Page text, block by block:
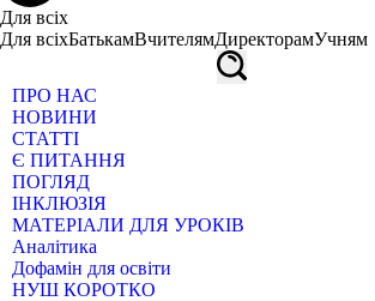
Для всіх
Для всіхБатькамВчителямДиректорамУчням
ПРО НАС
НОВИНИ
СТАТТІ
Є ПИТАННЯ
ПОГЛЯД
ІНКЛЮЗІЯ
МАТЕРІАЛИ ДЛЯ УРОКІВ
Аналітика
Дофамін для освіти
НУШ КОРОТКО